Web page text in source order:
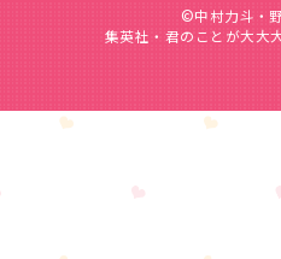
©中村力斗・
集英社・君のことが大大